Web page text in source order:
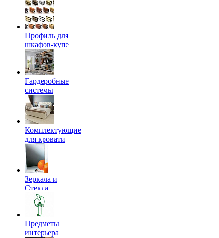
Профиль для
шкафов-купе
Гардеробные
системы
Комплектующие
для кровати
Зеркала и
Стекла
Предметы
интерьера